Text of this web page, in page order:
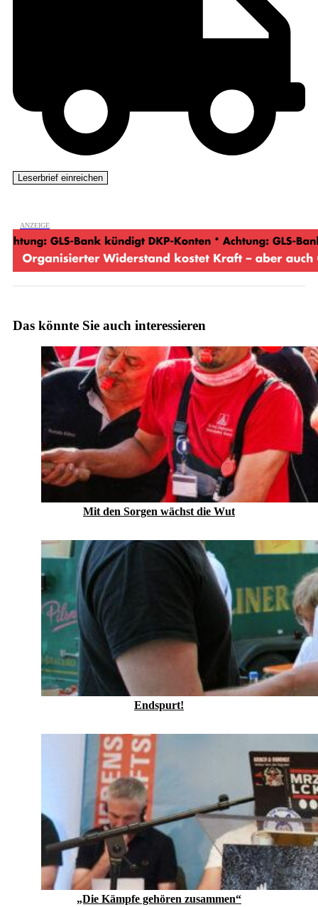
Das könnte Sie auch interessieren
Mit den Sorgen wächst die Wut
Endspurt!
„Die Kämpfe gehören zusammen“